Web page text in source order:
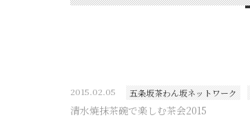
2015.02.05 五条坂茶わん坂ネットワーク
清水焼抹茶碗で楽しむ茶会2015